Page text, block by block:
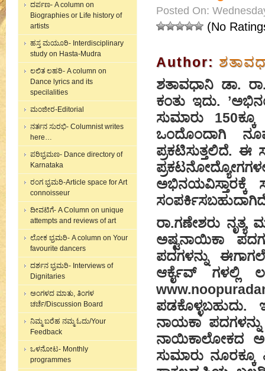
ದರ್ಪಣ- A column on
Biographies or Life history of
artists
ಹಸ್ತ ಮಯೂರಿ- Interdisciplinary
study on Hasta-Mudra
ಲಲಿತ ಲಹರಿ- A column on
Dance lyrics and its
specilalities
ಮಂಜೀರ-Editorial
ನರ್ತನ ಸುರಭಿ- Columnist writes
here…
ಪರಿಭ್ರಮಣ- Dance directory of
Karnataka
ರಂಗ ಭ್ರಮರಿ-Article space for Art
connoisseur
ದೀವಟಿಗೆ- A Column on unique
attempts and reviews of art
ಲೋಕ ಭ್ರಮರಿ- A column on Your
favourite dancers
ದರ್ಶನ ಭ್ರಮರಿ- Interviews of
Dignitaries
ಅಂಗಳದ ಮಾತು, ತಿಂಗಳ
ಚರ್ಚೆ/Discussion Board
ನಿಮ್ಮ ಬರೆಹ ನಮ್ಮ ಓದು/Your
Feedback
ಒಳನೋಟ- Monthly
programmes
Posted On:
(No
Author:
ಶತಾವಧಾನಿ ಡಾ.
ಕಂತು ಇದು.
ಸುಮಾರು
ಒಂದೊಂದಾಗಿ
ಪ್ರಕಟಿಸುತ್ತಲಿದೆ.
ಅಭಿನಯವಿಸ್ತಾರಕ್ಕೆ
ರಾ.ಗಣೇಶರು ನೃತ್ಯ
ಅಷ್ಟನಾಯಿಕಾ
ಪದಗಳನ್ನು
ಆರ್ಕೈವ್ ಗಳಲ್ಲಿ
ನಾಯಕಾ ಪದಗಳನ್ನು
ನಾಯಿಕಾಲೋಕದ
ಸುಮಾರು